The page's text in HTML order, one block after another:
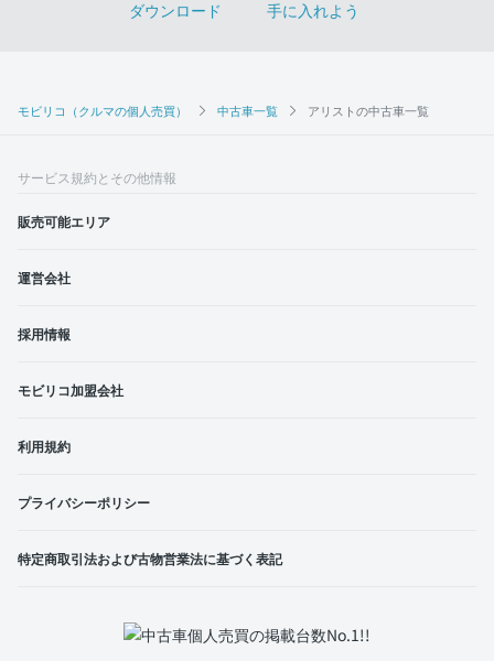
モビリコ（クルマの個人売買） 中古車一覧 アリストの中古車一覧
サービス規約とその他情報
販売可能エリア
運営会社
採用情報
モビリコ加盟会社
利用規約
プライバシーポリシー
特定商取引法および古物営業法に基づく表記